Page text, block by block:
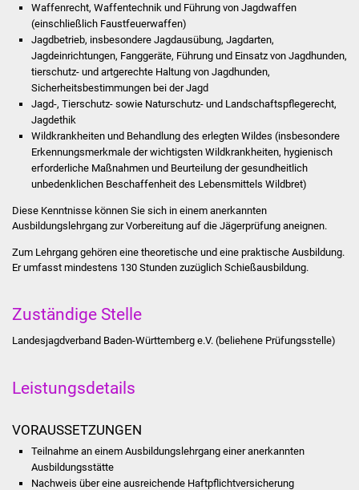
Ortsrecht
FNP / Bebauungspläne
Wahlen
Jubiläumsjahr 2021
Projekte
Schulentwicklung Bizet
Sanierung Bizethalle
Bürger & Service
Waffenrecht, Waffentechnik und Führung von Jagdwaffen
(einschließlich Faustfeuerwaffen)
Jagdbetrieb, insbesondere Jagdausübung, Jagdarten,
Jagdeinrichtungen, Fanggeräte, Führung und Einsatz von Jagdhunden,
tierschutz- und artgerechte Haltung von Jagdhunden,
Sicherheitsbestimmungen bei der Jagd
Jagd-, Tierschutz- sowie Naturschutz- und Landschaftspflegerecht,
Jagdethik
Wildkrankheiten und Behandlung des erlegten Wildes (insbesondere
Erkennungsmerkmale der wichtigsten Wildkrankheiten, hygienisch
erforderliche Maßnahmen und Beurteilung der gesundheitlich
unbedenklichen Beschaffenheit des Lebensmittels Wildbret)
Diese Kenntnisse können Sie sich in einem anerkannten
Ausbildungslehrgang zur Vorbereitung auf die Jägerprüfung aneignen.
Zum Lehrgang gehören eine theoretische und eine praktische Ausbildung.
Er umfasst mindestens 130 Stunden zuzüglich Schießausbildung.
Zuständige Stelle
Landesjagdverband Baden-Württemberg e.V. (beliehene Prüfungsstelle)
Leistungsdetails
VORAUSSETZUNGEN
Teilnahme an einem Ausbildungslehrgang einer anerkannten
Ausbildungsstätte
Nachweis über eine ausreichende Haftpflichtversicherung